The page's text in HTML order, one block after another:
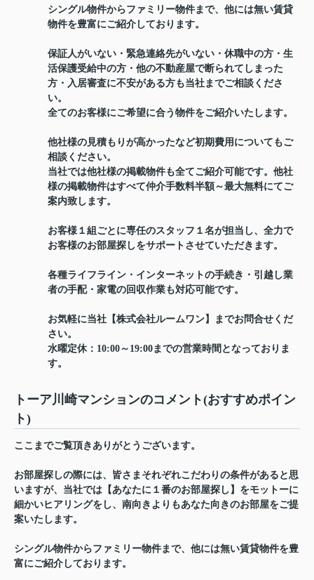
シングル物件からファミリー物件まで、他には無い賃貸
物件を豊富にご紹介しております。
保証人がいない・緊急連絡先がいない・休職中の方・生
活保護受給中の方・他の不動産屋で断られてしまった
方・入居審査に不安がある方も当社までご相談くださ
い。
全てのお客様にご希望に合う物件をご紹介いたします。
他社様の見積もりが高かったなど初期費用についてもご
相談ください。
当社では他社様の掲載物件も全てご紹介可能です。他社
様の掲載物件はすべて仲介手数料半額～最大無料にてご
案内致します。
お客様１組ごとに専任のスタッフ１名が担当し、全力で
お客様のお部屋探しをサポートさせていただきます。
各種ライフライン・インターネットの手続き・引越し業
者の手配・家電の回収作業も対応可能です。
お気軽に当社【株式会社ルームワン】までお問合せくだ
さい。
水曜定休：10:00～19:00までの営業時間となっておりま
す。
トーア川崎マンションのコメント(おすすめポイン
ト)
ここまでご覧頂きありがとうございます。
お部屋探しの際には、皆さまそれぞれこだわりの条件があると思
いますが、当社では【あなたに１番のお部屋探し】をモットーに
細かいヒアリングをし、南向きよりもあなた向きのお部屋をご提
案いたします。
シングル物件からファミリー物件まで、他には無い賃貸物件を豊
富にご紹介しております。